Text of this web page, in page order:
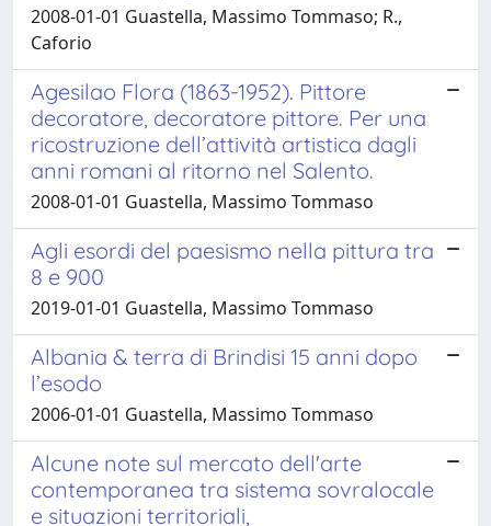
2008-01-01 Guastella, Massimo Tommaso; R.,
Caforio
Agesilao Flora (1863-1952). Pittore
decoratore, decoratore pittore. Per una
ricostruzione dell’attività artistica dagli
anni romani al ritorno nel Salento.
2008-01-01 Guastella, Massimo Tommaso
Agli esordi del paesismo nella pittura tra
8 e 900
2019-01-01 Guastella, Massimo Tommaso
Albania & terra di Brindisi 15 anni dopo
l’esodo
2006-01-01 Guastella, Massimo Tommaso
Alcune note sul mercato dell'arte
contemporanea tra sistema sovralocale
e situazioni territoriali,